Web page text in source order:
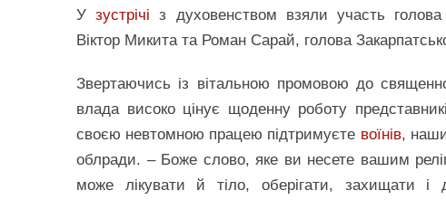
Узустрічі з духовенством взяли участь голова
Віктор Микита та Роман Сарай, голова
Звертаючись із вітальною промовою до
влада високо цінує щоденну роботу
своєю невтомною працею підтримуєте воїнів,
облради. – Боже слово, яке ви несете вашим
може лікувати й тіло, оберігати, захищати